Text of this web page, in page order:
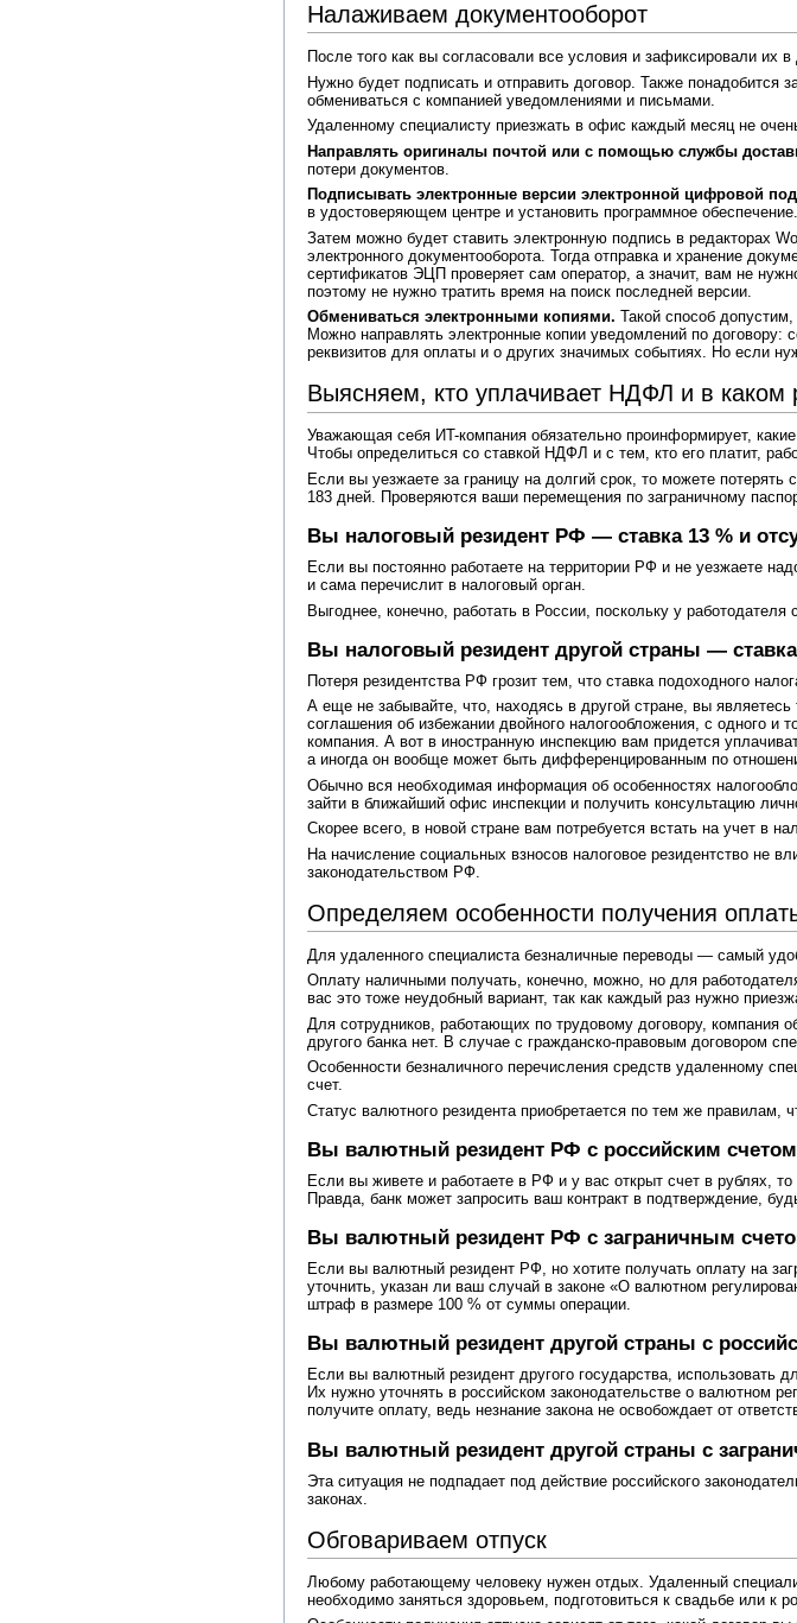
Налаживаем документооборот
После того как вы согласовали все условия и зафиксировали их
Нужно будет подписать и отправить договор. Также
обмениваться с компанией уведомлениями и письмами.
Удаленному специалисту приезжать в офис каждый месяц не
Направлять оригиналы почтой или с помощью службы
потери документов.
Подписывать электронные версии электронной цифровой
в удостоверяющем центре и установить программное обеспечение.
Затем можно будет ставить электронную подпись в редакторах
электронного документооборота. Тогда отправка и хранение
сертификатов ЭЦП проверяет сам оператор, а значит, вам не
поэтому не нужно тратить время на поиск последней версии.
Обмениваться электронными копиями. Такой способ
Можно направлять электронные копии уведомлений по договору:
реквизитов для оплаты и о других значимых событиях. Но если
Выясняем, кто уплачивает НДФЛ и в каком
Уважающая себя ИT-компания обязательно проинформирует,
Чтобы определиться со ставкой НДФЛ и с тем, кто его платит,
Если вы уезжаете за границу на долгий срок, то можете
183 дней. Проверяются ваши перемещения по заграничному
Вы налоговый резидент РФ — ставка 13 % и
Если вы постоянно работаете на территории РФ и не уезжаете
и сама перечислит в налоговый орган.
Выгоднее, конечно, работать в России, поскольку у
Вы налоговый резидент другой страны —
Потеря резидентства РФ грозит тем, что ставка подоходного
А еще не забывайте, что, находясь в другой стране, вы
соглашения об избежании двойного налогообложения, с одного
компания. А вот в иностранную инспекцию вам придется
а иногда он вообще может быть дифференцированным по
Обычно вся необходимая информация об особенностях
зайти в ближайший офис инспекции и получить консультацию
Скорее всего, в новой стране вам потребуется встать на учет в
На начисление социальных взносов налоговое резидентство не
законодательством РФ.
Определяем особенности получения
Для удаленного специалиста безналичные переводы — самый
Оплату наличными получать, конечно, можно, но для
вас это тоже неудобный вариант, так как каждый раз нужно
Для сотрудников, работающих по трудовому договору, компания
другого банка нет. В случае с гражданско-правовым договором
Особенности безналичного перечисления средств удаленному
счет.
Статус валютного резидента приобретается по тем же правилам,
Вы валютный резидент РФ с российским
Если вы живете и работаете в РФ и у вас открыт счет в рублях,
Правда, банк может запросить ваш контракт в подтверждение,
Вы валютный резидент РФ с заграничным
Если вы валютный резидент РФ, но хотите получать оплату на
уточнить, указан ли ваш случай в законе «О валютном
штраф в размере 100 % от суммы операции.
Вы валютный резидент другой страны с
Если вы валютный резидент другого государства, использовать
Их нужно уточнять в российском законодательстве о валютном
получите оплату, ведь незнание закона не освобождает от
Вы валютный резидент другой страны с
Эта ситуация не подпадает под действие российского
законах.
Обговариваем отпуск
Любому работающему человеку нужен отдых. Удаленный
необходимо заняться здоровьем, подготовиться к свадьбе или к